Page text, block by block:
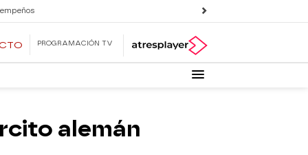
PROGRAMACIÓN TV
alemán